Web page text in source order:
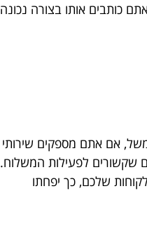
כותבים אותו בצורה נכונה
אם אתם מספקים שירותי
שקשורים לפעילות המשלוח.
שלכם, כך יפחתו